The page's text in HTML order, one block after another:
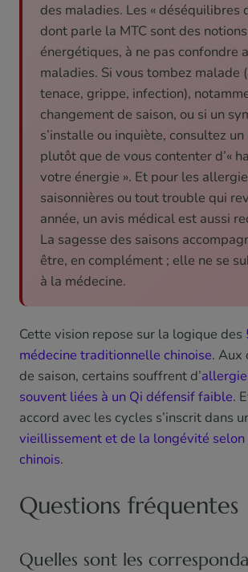
des maladies. Les « déséquilibres
dont parle la MTC sont des notions
énergétiques, à ne pas confondre
maladies. Si vous tombez malade
tenace, grippe, infection),
changement de saison, ou si un
s’installe ou inquiète, consultez
plutôt que de vous contenter d’«
votre énergie ». Et pour les
saisonnières ou tout trouble qui
année, un avis médical est aussi
La sagesse des saisons
être, en complément ; elle ne se
à la médecine.
Cette vision repose sur la logique des
médecine traditionnelle chinoise. Aux
de saison, certains souffrent d’
souvent liées à un Qi défensif faible.
accord avec les cycles s’inscrit dans
vieillissement et de la longévité
chinois.
Questions fréquentes
Quelles sont les